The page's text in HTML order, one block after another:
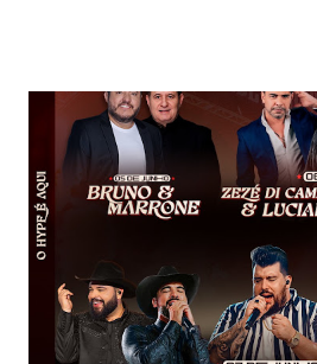
única, com o público cantando junto
2018, o projeto Violada BeD se tornou
registrada da carreira da dupla,
imersivo, com horas de duração, que
do sertanejo com homenagens a
Bruninho & Davi transitam com
releituras de artistas como Sandy &
Detonautas, cria...